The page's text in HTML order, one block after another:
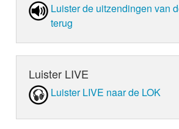
Luister de uit­zen­din­gen van
terug
Luister LIVE
Luister LIVE naar de LOK